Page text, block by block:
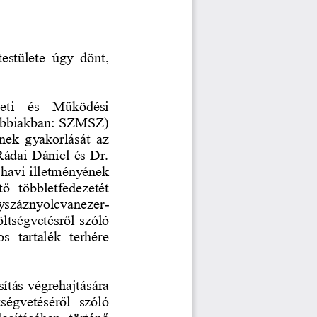
úgy  dönt,
és   Működési
SZMSZ)
gyakorlását  az
Dániel és Dr.
illetményének
többletfedezetét
-
szóló
tartalék  terhére
végrehajtására
szóló